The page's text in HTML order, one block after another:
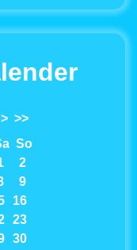
> >>
So
2
9
16
23
30